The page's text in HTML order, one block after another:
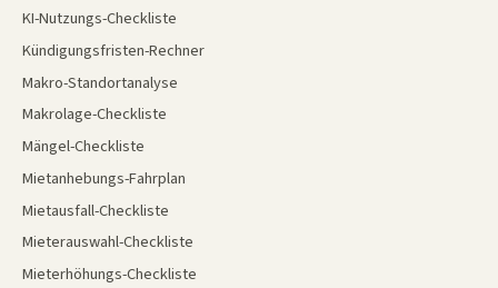
KI-Nutzungs-Checkliste
Kündigungsfristen-Rechner
Makro-Standortanalyse
Makrolage-Checkliste
Mängel-Checkliste
Mietanhebungs-Fahrplan
Mietausfall-Checkliste
Mieterauswahl-Checkliste
Mieterhöhungs-Checkliste